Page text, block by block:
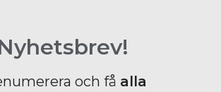
och få alla